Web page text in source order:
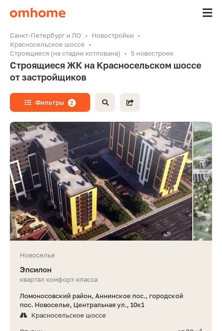
Санкт-Петербург и ЛО
Новостройки
Красносельское шоссе
Строящиеся (на стадии котлована)
5 новостроек
Строящиеся ЖК на Красносельском шоссе
от застройщиков
Фильтры 2
Новоселье
Эпсилон
квартал комфорт-класса
Ломоносовский район, Аннинское пос., городской
пос. Новоселье, Центральная ул., 10к1
Красносельское шоссе